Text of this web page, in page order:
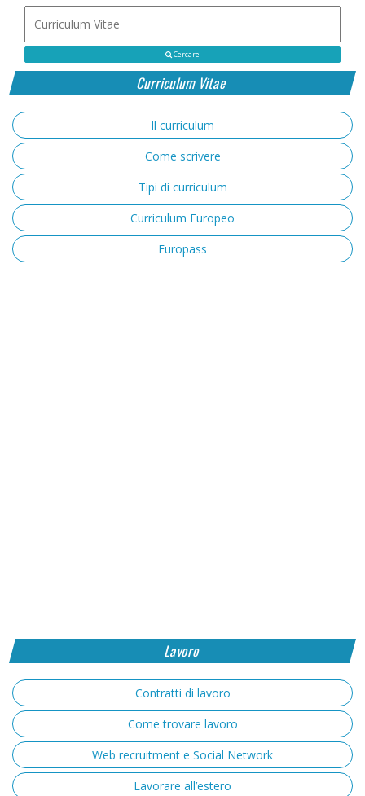
Cercare
Curriculum Vitae
Il curriculum
Come scrivere
Tipi di curriculum
Curriculum Europeo
Europass
Lavoro
Contratti di lavoro
Come trovare lavoro
Web recruitment e Social Network
Lavorare all’estero